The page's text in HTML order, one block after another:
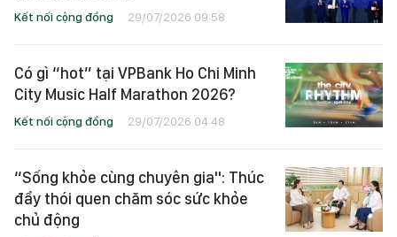
Kết nối cộng đồng 29/07/2026 09:58
Có gì “hot” tại VPBank Ho Chi Minh
City Music Half Marathon 2026?
Kết nối cộng đồng 29/07/2026 04:48
“Sống khỏe cùng chuyên gia": Thúc
đẩy thói quen chăm sóc sức khỏe
chủ động